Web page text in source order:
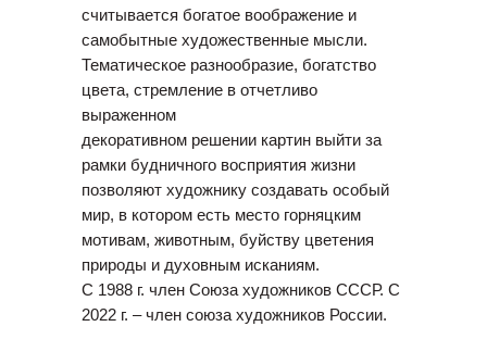
считывается богатое воображение и
самобытные художественные мысли.
Тематическое разнообразие, богатство
цвета, стремление в отчетливо
выраженном
декоративном решении картин выйти за
рамки будничного восприятия жизни
позволяют художнику создавать особый
мир, в котором есть место горняцким
мотивам, животным, буйству цветения
природы и духовным исканиям.
С 1988 г. член Союза художников СССР. С
2022 г. – член союза художников России.